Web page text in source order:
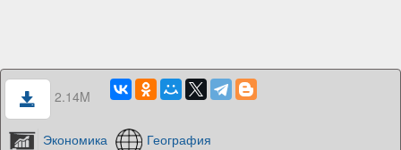
2.14M
Экономика География